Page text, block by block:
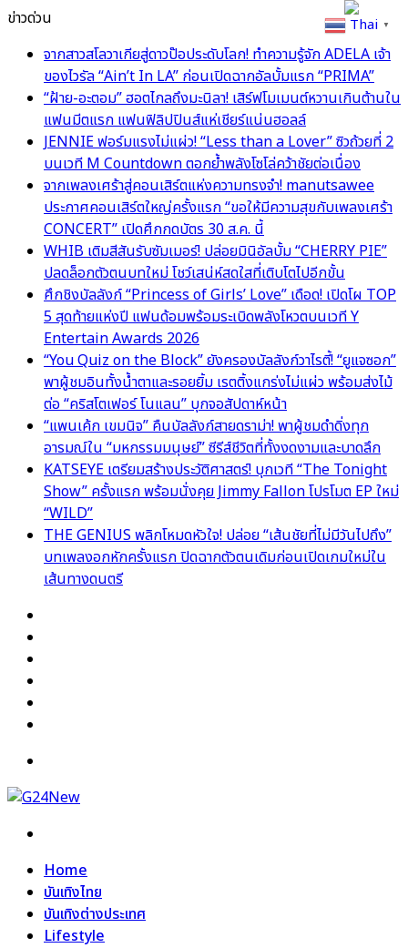
ข่าวด่วน
จากสาวสโลวาเกียสู่ดาวป๊อประดับโลก! ทำความรู้จัก ADELA เจ้า
ของไวรัล “Ain’t In LA” ก่อนเปิดฉากอัลบั้มแรก “PRIMA”
“ฝ้าย-อะตอม” ฮอตไกลถึงมะนิลา! เสิร์ฟโมเมนต์หวานเกินต้านใน
แฟนมีตแรก แฟนฟิลิปปินส์แห่เชียร์แน่นฮอลล์
JENNIE ฟอร์มแรงไม่แผ่ว! “Less than a Lover” ซิวถ้วยที่ 2
บนเวที M Countdown ตอกย้ำพลังโซโล่คว้าชัยต่อเนื่อง
จากเพลงเศร้าสู่คอนเสิร์ตแห่งความทรงจำ! manutsawee
ประกาศคอนเสิร์ตใหญ่ครั้งแรก “ขอให้มีความสุขกับเพลงเศร้า
CONCERT” เปิดศึกกดบัตร 30 ส.ค. นี้
WHIB เติมสีสันรับซัมเมอร์! ปล่อยมินิอัลบั้ม “CHERRY PIE”
ปลดล็อกตัวตนบทใหม่ โชว์เสน่ห์สดใสที่เติบโตไปอีกขั้น
ศึกชิงบัลลังก์ “Princess of Girls’ Love” เดือด! เปิดโผ TOP
5 สุดท้ายแห่งปี แฟนด้อมพร้อมระเบิดพลังโหวตบนเวที Y
Entertain Awards 2026
“You Quiz on the Block” ยังครองบัลลังก์วาไรตี้! “ยูแจซอก”
พาผู้ชมอินทั้งน้ำตาและรอยยิ้ม เรตติ้งแกร่งไม่แผ่ว พร้อมส่งไม้
ต่อ “คริสโตเฟอร์ โนแลน” บุกจอสัปดาห์หน้า
“แพนเค้ก เขมนิจ” คืนบัลลังก์สายดราม่า! พาผู้ชมดำดิ่งทุก
อารมณ์ใน “มหกรรมมนุษย์” ซีรีส์ชีวิตที่ทั้งงดงามและบาดลึก
KATSEYE เตรียมสร้างประวัติศาสตร์! บุกเวที “The Tonight
Show” ครั้งแรก พร้อมนั่งคุย Jimmy Fallon โปรโมต EP ใหม่
“WILD”
THE GENIUS พลิกโหมดหัวใจ! ปล่อย “เส้นชัยที่ไม่มีวันไปถึง”
บทเพลงอกหักครั้งแรก ปิดฉากตัวตนเดิมก่อนเปิดเกมใหม่ใน
เส้นทางดนตรี
Home
บันเทิงไทย
บันเทิงต่างประเทศ
Lifestyle
Thai ▼